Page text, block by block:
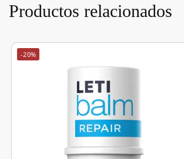
Productos relacionados
-20%